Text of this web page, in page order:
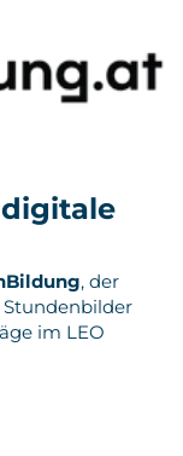
, der
Stundenbilder
im LEO